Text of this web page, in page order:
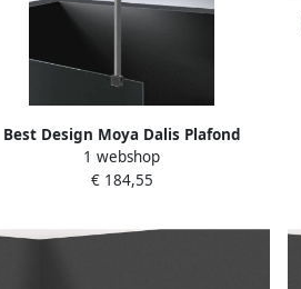
Best Design Moya Dalis Plafond
Stabilisatiestang 100cm voor 8mm
glasdikte Gunmetal 4014000
1 webshop
€ 184,55